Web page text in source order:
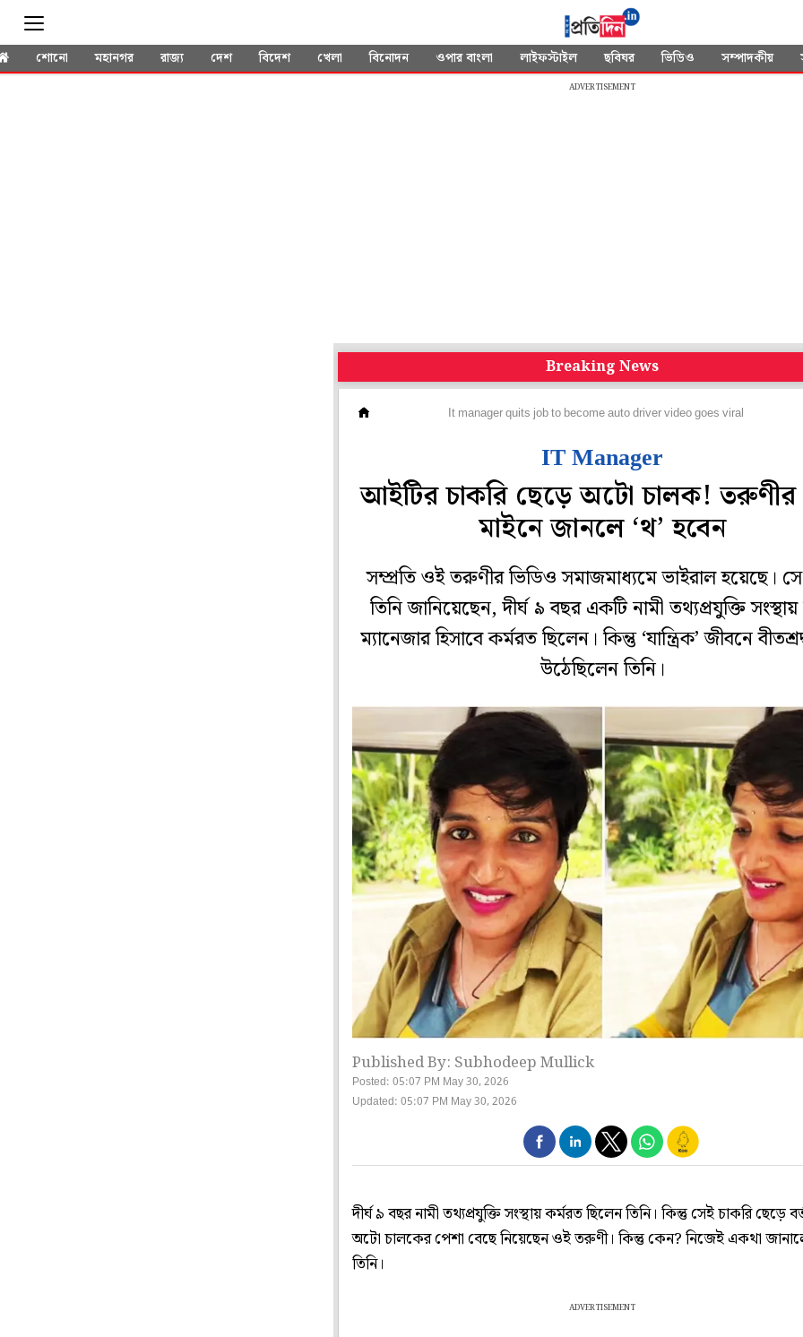
শোনো মহানগর রাজ্য দেশ বিদেশ খেলা বিনোদন ওপার বাংলা লাইফস্টাইল ছবিঘর ভিডিও সম্পাদকীয়
ADVERTISEMENT
Breaking News
It manager quits job to become auto driver video goes viral
IT Manager
আইটির চাকরি ছেড়ে অটো চালক! তরুণীর
মাইনে জানলে ‘থ’ হবেন
সম্প্রতি ওই তরুণীর ভিডিও সমাজমাধ্যমে ভাইরাল হয়েছে।
তিনি জানিয়েছেন, দীর্ঘ ৯ বছর একটি নামী তথ্যপ্রযুক্তি সংস্থায়
ম্যানেজার হিসাবে কর্মরত ছিলেন। কিন্তু ‘যান্ত্রিক’ জীবনে
উঠেছিলেন তিনি।
Published By: Subhodeep Mullick
Posted: 05:07 PM May 30, 2026
Updated: 05:07 PM May 30, 2026
দীর্ঘ ৯ বছর নামী তথ্যপ্রযুক্তি সংস্থায় কর্মরত ছিলেন তিনি। কিন্তু সেই চাকরি ছেড়ে
অটো চালকের পেশা বেছে নিয়েছেন ওই তরুণী। কিন্তু কেন? নিজেই একথা
তিনি।
ADVERTISEMENT